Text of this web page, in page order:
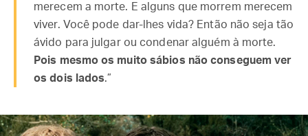
merecem a morte. E alguns que morrem merecem
viver. Você pode dar-lhes vida? Então não seja tão
ávido para julgar ou condenar alguém à morte.
Pois mesmo os muito sábios não conseguem ver
os dois lados.”